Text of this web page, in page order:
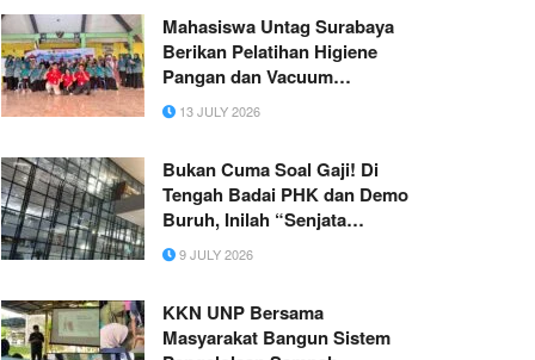
Mahasiswa Untag Surabaya
Berikan Pelatihan Higiene
Pangan dan Vacuum
Packaging bagi UMKM Desa
Raci Kulon
13 JULY 2026
Bukan Cuma Soal Gaji! Di
Tengah Badai PHK dan Demo
Buruh, Inilah “Senjata
Rahasia” Menyelamatkan
Perusahaan
9 JULY 2026
KKN UNP Bersama
Masyarakat Bangun Sistem